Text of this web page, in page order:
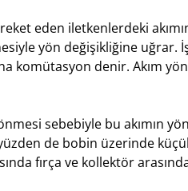
eden iletkenlerdeki
yön değişikliğine uğrar.
komütasyon denir. Akım
sebebiyle bu akımın
de bobin üzerinde
fırça ve kollektör